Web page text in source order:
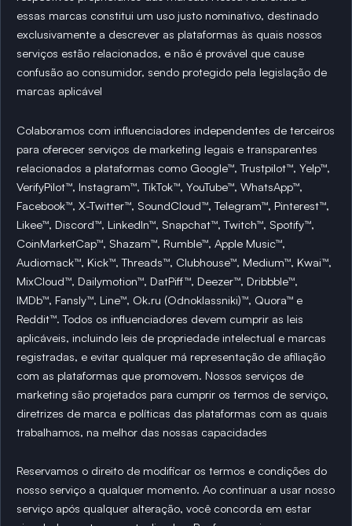
essas marcas constitui um uso justo nominativo, destinado
exclusivamente a descrever as plataformas às quais nossos
serviços estão relacionados, e não é provável que cause
confusão ao consumidor, sendo protegido pela legislação de
marcas aplicável
Colaboramos com influenciadores independentes de terceiros
para oferecer serviços de marketing legais e transparentes
relacionados a plataformas como Google™, Trustpilot™, Yelp™,
VerifyPilot™, Instagram™, TikTok™, YouTube™, WhatsApp™,
Facebook™, X-Twitter™, SoundCloud™, Telegram™, Pinterest™,
Likee™, Discord™, LinkedIn™, Snapchat™, Twitch™, Spotify™,
CoinMarketCap™, Shazam™, Rumble™, Apple Music™,
Audiomack™, Kick™, Threads™, Clubhouse™, Medium™, Kwai™,
MixCloud™, Dailymotion™, DatPiff™, Deezer™, Dribbble™,
IMDb™, Fansly™, Line™, Ok.ru (Odnoklassniki)™, Quora™ e
Reddit™. Todos os influenciadores devem cumprir as leis
aplicáveis, incluindo leis de propriedade intelectual e marcas
registradas, e evitar qualquer má representação de afiliação
com as plataformas que promovem. Nossos serviços de
marketing são projetados para cumprir os termos de serviço,
diretrizes de marca e políticas das plataformas com as quais
trabalhamos, na melhor das nossas capacidades
Reservamos o direito de modificar os termos e condições do
nosso serviço a qualquer momento. Ao continuar a usar nosso
serviço após qualquer alteração, você concorda em estar